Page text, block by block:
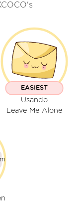
EASIEST
Usando
Leave Me Alone